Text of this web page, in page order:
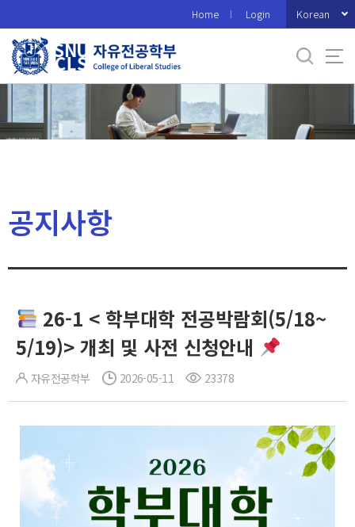
로
메
Home Login Korean
공지사항
26-1 < 학부대학 전공박람회(5/18~
5/19)> 개최 및 사전 신청안내
자유전공학부 2026-05-11 23378